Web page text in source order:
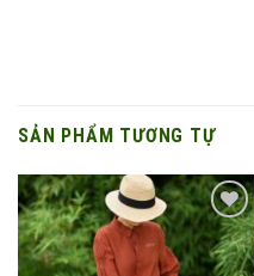
SẢN PHẨM TƯƠNG TỰ